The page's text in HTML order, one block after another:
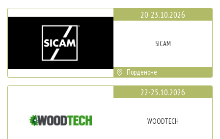
20-23.10.2026
SICAM
Порденоне
22-25.10.2026
WOODTECH